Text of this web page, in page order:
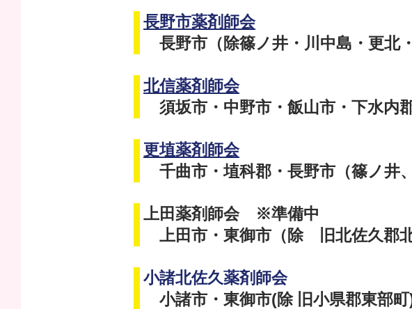
長野市薬剤師会
長野市（除篠ノ井・川中島・更北
北信薬剤師会
須坂市・中野市・飯山市・下水内
更埴薬剤師会
千曲市・埴科郡・長野市（篠ノ井
上田薬剤師会 ※準備中
上田市・東御市（除 旧北佐久郡
小諸北佐久薬剤師会
小諸市・東御市(除 旧小県郡東部